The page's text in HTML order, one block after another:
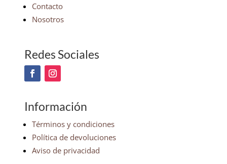
Contacto
Nosotros
Redes Sociales
Información
Términos y condiciones
Política de devoluciones
Aviso de privacidad